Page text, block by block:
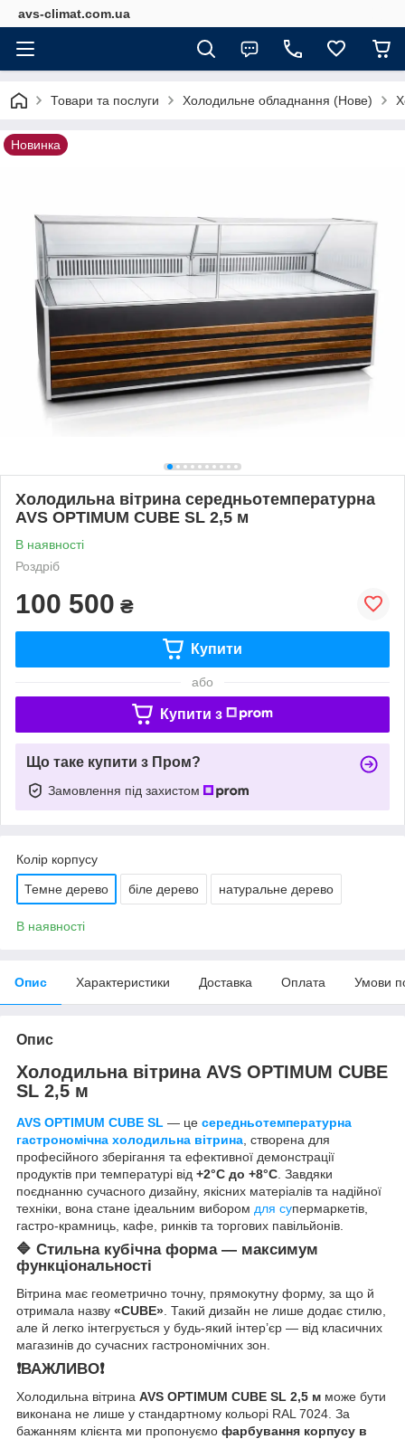
avs-climat.com.ua
Товари та послуги Холодильне обладнання (Нове)
Новинка
Холодильна вітрина середньотемпературна
AVS OPTIMUM CUBE SL 2,5 м
В наявності
Роздріб
100 500 ₴
Купити
або
Купити з
Що таке купити з Пром?
Замовлення під захистом
Колір корпусу
Темне дерево біле дерево натуральне дерево
В наявності
Опис Характеристики Доставка Оплата Умови
Опис
Холодильна вітрина AVS OPTIMUM CUBE
SL 2,5 м
AVS OPTIMUM CUBE SL — це середньотемпературна
гастрономічна холодильна вітрина, створена для
професійного зберігання та ефективної демонстрації
продуктів при температурі від +2°C до +8°C. Завдяки
поєднанню сучасного дизайну, якісних матеріалів та надійної
техніки, вона стане ідеальним вибором для супермаркетів,
гастро-крамниць, кафе, ринків та торгових павільйонів.
🔷 Стильна кубічна форма — максимум
функціональності
Вітрина має геометрично точну, прямокутну форму, за що й
отримала назву «CUBE». Такий дизайн не лише додає стилю,
але й легко інтегрується у будь-який інтер’єр — від класичних
магазинів до сучасних гастрономічних зон.
❗️ВАЖЛИВО❗️
Холодильна вітрина AVS OPTIMUM CUBE SL 2,5 м може бути
виконана не лише у стандартному кольорі RAL 7024. За
бажанням клієнта ми пропонуємо фарбування корпусу в